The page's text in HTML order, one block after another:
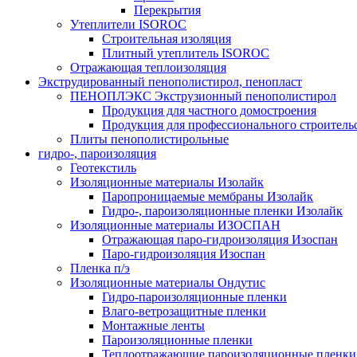
Перекрытия
Утеплители ISOROC
Строительная изоляция
Плитный утеплитель ISOROC
Отражающая теплоизоляция
Экструдированный пенополистирол, пенопласт
ПЕНОПЛЭКС Экструзионный пенополистирол
Продукция для частного домостроения
Продукция для профессионального
Плиты пенополистирольные
гидро-, пароизоляция
Геотекстиль
Изоляционные материалы Изолайк
Паропроницаемые мембраны Изолайк
Гидро-, пароизоляционные пленки Изолайк
Изоляционные материалы ИЗОСПАН
Отражающая паро-гидроизоляция Изоспан
Паро-гидроизоляция Изоспан
Пленка п/э
Изоляционные материалы Ондутис
Гидро-пароизоляционные пленки
Влаго-ветрозащитные пленки
Монтажные ленты
Пароизоляционные пленки
Теплоотражающие пароизоляционные пленки